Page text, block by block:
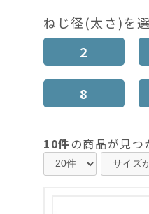
ねじ径(太さ)を
2
8
10件 の商品が見つ